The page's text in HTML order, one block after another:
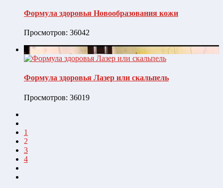
Формула здоровья Новообразования кожи
Просмотров: 36042
Формула здоровья Лазер или скальпель
Просмотров: 36019
1
2
3
4